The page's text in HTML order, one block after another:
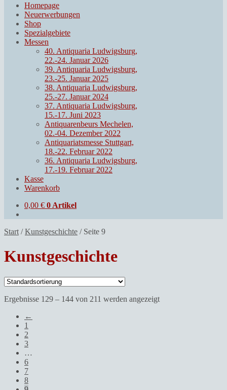
Homepage
Neuerwerbungen
Shop
Spezialgebiete
Messen
40. Antiquaria Ludwigsburg,
22.-24. Januar 2026
39. Antiquaria Ludwigsburg,
23.-25. Januar 2025
38. Antiquaria Ludwigsburg,
25.-27. Januar 2024
37. Antiquaria Ludwigsburg,
15.-17. Juni 2023
Antiquarenbeurs Mechelen,
02.-04. Dezember 2022
Antiquariatsmesse Stuttgart,
18.-22. Februar 2022
36. Antiquaria Ludwigsburg,
17.-19. Februar 2022
Kasse
Warenkorb
0,00 € 0 Artikel
Start /Kunstgeschichte / Seite 9
Kunstgeschichte
Ergebnisse 129 – 144 von 211 werden angezeigt
←
1
2
3
…
6
7
8